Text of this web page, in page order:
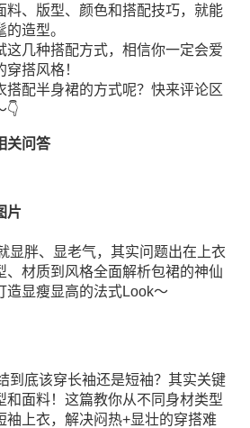
料、版型、颜色和搭配技巧，就能
造型。
这几种搭配方式，相信你一定会爱
穿搭风格！
搭配半身裙的方式呢？快来评论区
👇
关问答
片
显胖、显老气，其实问题出在上衣
、材质到风格全面解析包裙的神仙
造显瘦显高的法式Look～
到底该穿长袖还是短袖？其实关键
和面料！这篇教你从不同身材类型
袖上衣，解决闷热+显壮的穿搭难